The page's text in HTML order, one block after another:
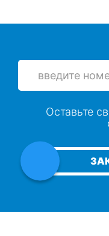
Оставьте